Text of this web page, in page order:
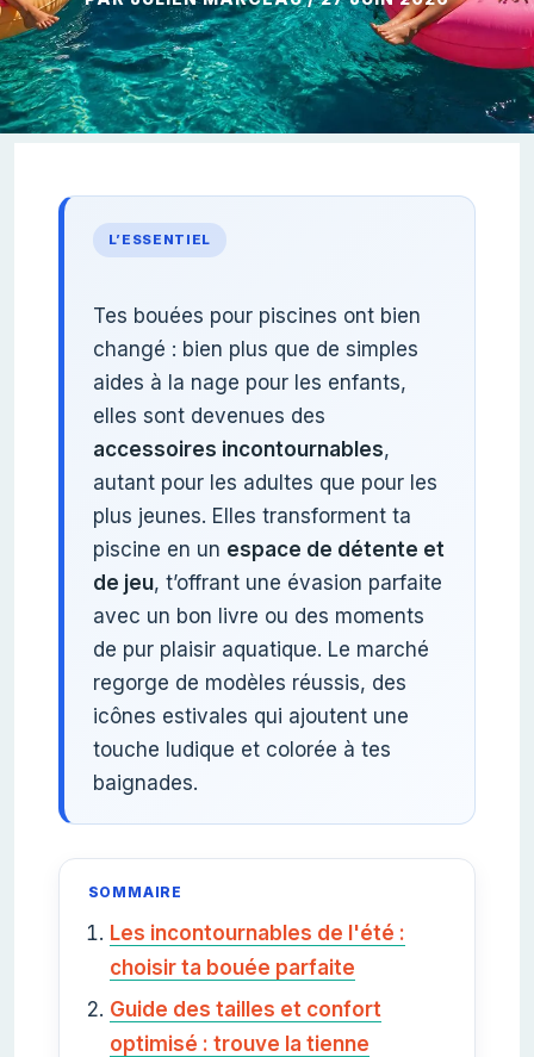
L’ESSENTIEL
Tes bouées pour piscines ont bien
changé : bien plus que de simples
aides à la nage pour les enfants,
elles sont devenues des
accessoires incontournables,
autant pour les adultes que pour les
plus jeunes. Elles transforment ta
piscine en un espace de détente et
de jeu, t’offrant une évasion parfaite
avec un bon livre ou des moments
de pur plaisir aquatique. Le marché
regorge de modèles réussis, des
icônes estivales qui ajoutent une
touche ludique et colorée à tes
baignades.
SOMMAIRE
Les incontournables de l'été :
choisir ta bouée parfaite
Guide des tailles et confort
optimisé : trouve la tienne